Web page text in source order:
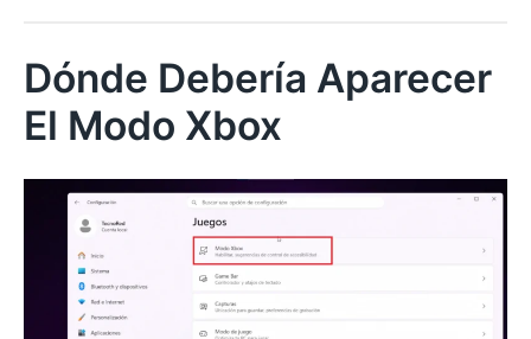
Dónde Debería Aparecer
El Modo Xbox